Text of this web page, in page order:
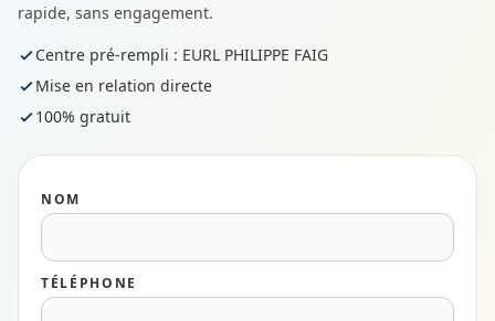
rapide, sans engagement.
Centre pré-rempli : EURL PHILIPPE FAIG
Mise en relation directe
100% gratuit
NOM
TÉLÉPHONE